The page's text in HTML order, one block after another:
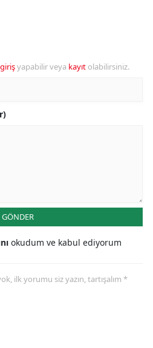
girişyapabilir veya kayıt olabilirsiniz.
GÖNDER
okudum ve kabul ediyorum
ilk yorumu siz yazın, tartışalım *